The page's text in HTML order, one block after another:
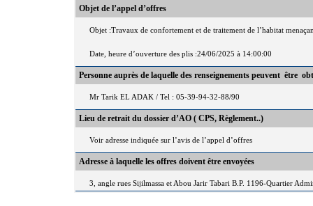
Objet de l’appel d’offres
Objet :Travaux de confortement et de traitement de l’habitat
Date, heure d’ouverture des plis :24/06/2025 à 14:00:00
Personne auprès de laquelle des renseignements peuvent être
Mr Tarik EL ADAK / Tel : 05-39-94-32-88/90
Lieu de retrait du dossier d’AO ( CPS, Règlement..)
Voir adresse indiquée sur l’avis de l’appel d’offres
Adresse à laquelle les offres doivent être envoyées
3, angle rues Sijilmassa et Abou Jarir Tabari B.P. 1196-Quartier